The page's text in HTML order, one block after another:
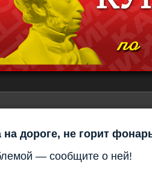
на дороге, не горит
— сообщите о ней!